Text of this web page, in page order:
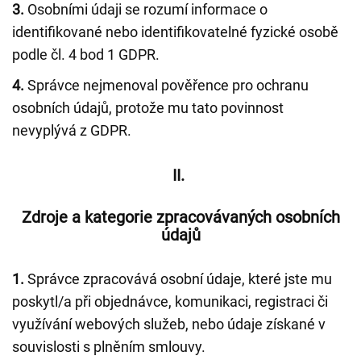
3. Osobními údaji se rozumí informace o
identifikované nebo identifikovatelné fyzické osobě
podle čl. 4 bod 1 GDPR.
4. Správce nejmenoval pověřence pro ochranu
osobních údajů, protože mu tato povinnost
nevyplývá z GDPR.
II.
Zdroje a kategorie zpracovávaných osobních
údajů
1. Správce zpracovává osobní údaje, které jste mu
poskytl/a při objednávce, komunikaci, registraci či
využívání webových služeb, nebo údaje získané v
souvislosti s plněním smlouvy.